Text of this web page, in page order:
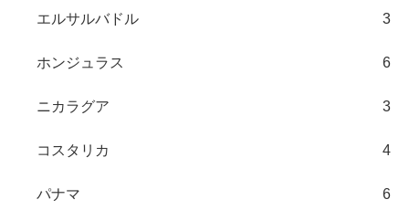
エルサルバドル 3
ホンジュラス 6
ニカラグア 3
コスタリカ 4
パナマ 6